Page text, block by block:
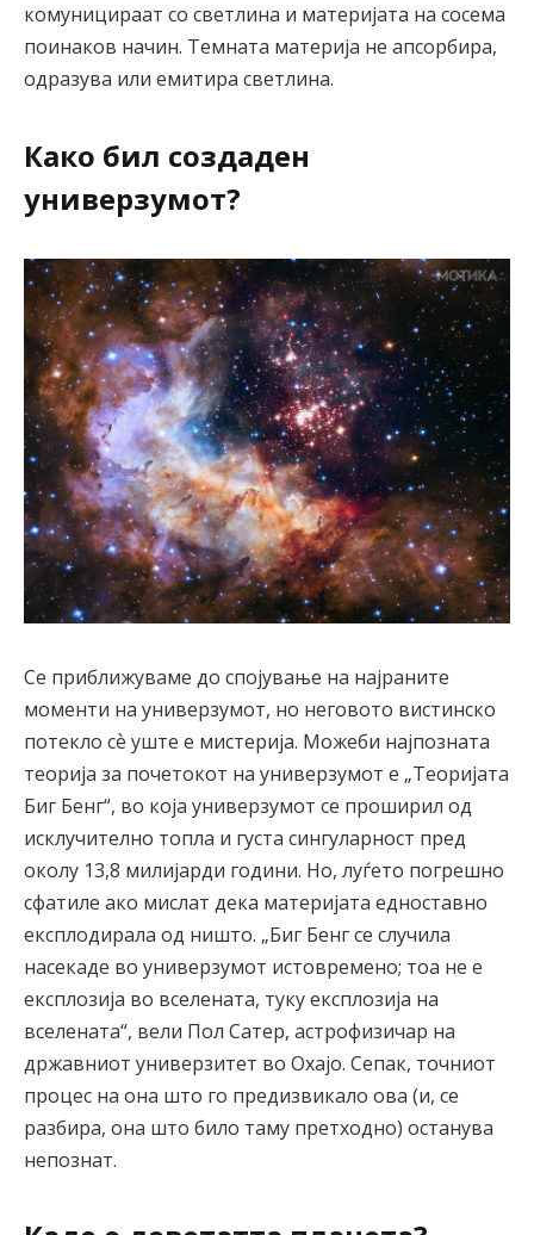
комуницираат со светлина и материјата на сосема
поинаков начин. Темната материја не апсорбира,
одразува или емитира светлина.
Како бил создаден
универзумот?
Се приближуваме до спојување на најраните
моменти на универзумот, но неговото вистинско
потекло сѐ уште е мистерија. Можеби најпозната
теорија за почетокот на универзумот е „Теоријата
Биг Бенг“, во која универзумот се проширил од
исклучително топла и густа сингуларност пред
околу 13,8 милијарди години. Но, луѓето погрешно
сфатиле ако мислат дека материјата едноставно
експлодирала од ништо. „Биг Бенг се случила
насекаде во универзумот истовремено; тоа не е
експлозија во вселената, туку експлозија на
вселената“, вели Пол Сатер, астрофизичар на
државниот универзитет во Охајо. Сепак, точниот
процес на она што го предизвикало ова (и, се
разбира, она што било таму претходно) останува
непознат.